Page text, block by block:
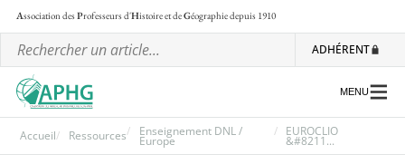
Association desProfesseurs d'Histoire et deGéographiedepuis 1910
ADHÉRENT
MENU
Accueil Ressources Enseignement DNL /
Europe
EUROCLIO
&#8211...